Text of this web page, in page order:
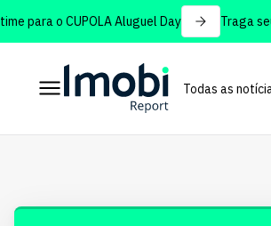
para o CUPOLA Aluguel Day Traga
Todas as